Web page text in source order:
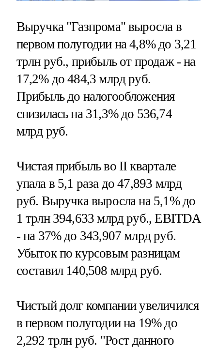
Выручка "Газпрома" выросла в
первом полугодии на 4,8% до 3,21
трлн руб., прибыль от продаж - на
17,2% до 484,3 млрд руб.
Прибыль до налогообложения
снизилась на 31,3% до 536,74
млрд руб.
Чистая прибыль во II квартале
упала в 5,1 раза до 47,893 млрд
руб. Выручка выросла на 5,1% до
1 трлн 394,633 млрд руб., EBITDA
- на 37% до 343,907 млрд руб.
Убыток по курсовым разницам
составил 140,508 млрд руб.
Чистый долг компании увеличился
в первом полугодии на 19% до
2,292 трлн руб. "Рост данного